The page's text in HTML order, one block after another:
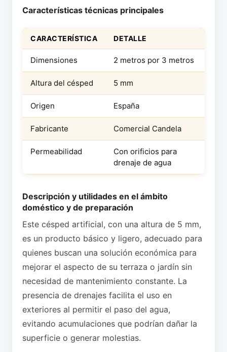
Características técnicas principales
CARACTERÍSTICA DETALLE
Dimensiones 2 metros por 3 metros
Altura del césped 5 mm
Origen España
Fabricante Comercial Candela
Permeabilidad
Con orificios para
drenaje de agua
Descripción y utilidades en el ámbito
doméstico y de preparación
Este césped artificial, con una altura de 5 mm,
es un producto básico y ligero, adecuado para
quienes buscan una solución económica para
mejorar el aspecto de su terraza o jardín sin
necesidad de mantenimiento constante. La
presencia de drenajes facilita el uso en
exteriores al permitir el paso del agua,
evitando acumulaciones que podrían dañar la
superficie o generar molestias.